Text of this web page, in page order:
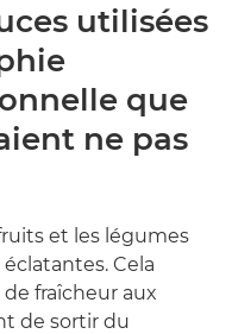
utilisées
que
ne pas
et les légumes
Cela
fraîcheur aux
de sortir du